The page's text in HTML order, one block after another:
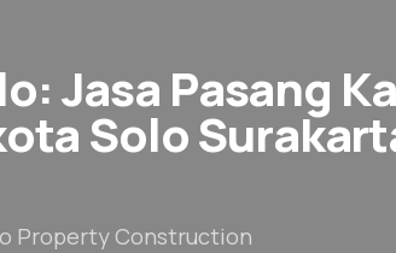
Jasa Pasang
Solo
Property Construction